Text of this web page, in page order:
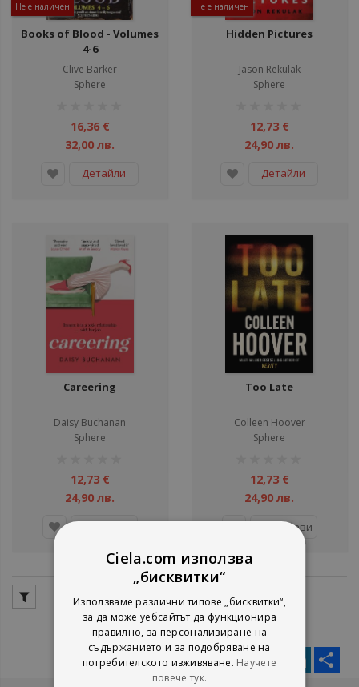
Не е наличен
Books of Blood - Volumes
4-6
Clive Barker
Sphere
16,36 €
32,00 лв.
Детайли
Не е наличен
Hidden Pictures
Jason Rekulak
Sphere
12,73 €
24,90 лв.
Детайли
Careering
Daisy Buchanan
Sphere
12,73 €
24,90 лв.
Too Late
Colleen Hoover
Sphere
12,73 €
24,90 лв.
Добави
Facebook
TwitterMessengerPinterestLinkedIn
Ciela.com използва
„бисквитки“
Използваме различни типове „бисквитки“,
за да може уебсайтът да функционира
правилно, за персонализиране на
съдържанието и за подобряване на
потребителското изживяване. Научете
повече тук.